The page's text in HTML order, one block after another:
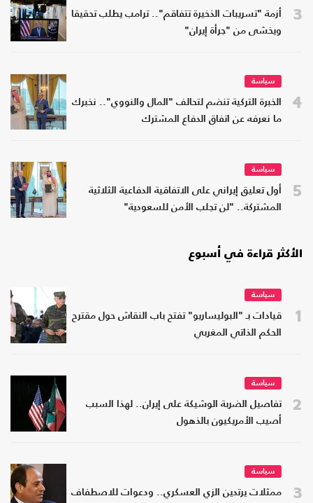
3
أزمة "تسريبات الذخيرة تتفاقم".. ترامب يطلب تحقيقا
ويخشى من "جرأة إيران"
4
سياسة
الخبرة التركية تنضم لتحالف "المال والنووي".. نخبرك
ما نعرفه عن اتفاق الدفاع المشترك
5
سياسة
أول تعليق إيراني على الاتفاقية الدفاعية الثلاثية
المشتركة.. "لن تجلب الأمن للسعودية"
الأكثر قراءة في أسبوع
1
سياسة
قيادات بـ "البوليساريو" تفتح باب النقاش حول مقترح
الحكم الذاتي المغربي
2
سياسة
تفاصيل الضربة الوشيكة على إيران.. لهذا السبب
أصيب الأمريكيون بالذهول
3
سياسة
ممثلات يرتدين الزي العسكري.. ودعوات للاصطفاف